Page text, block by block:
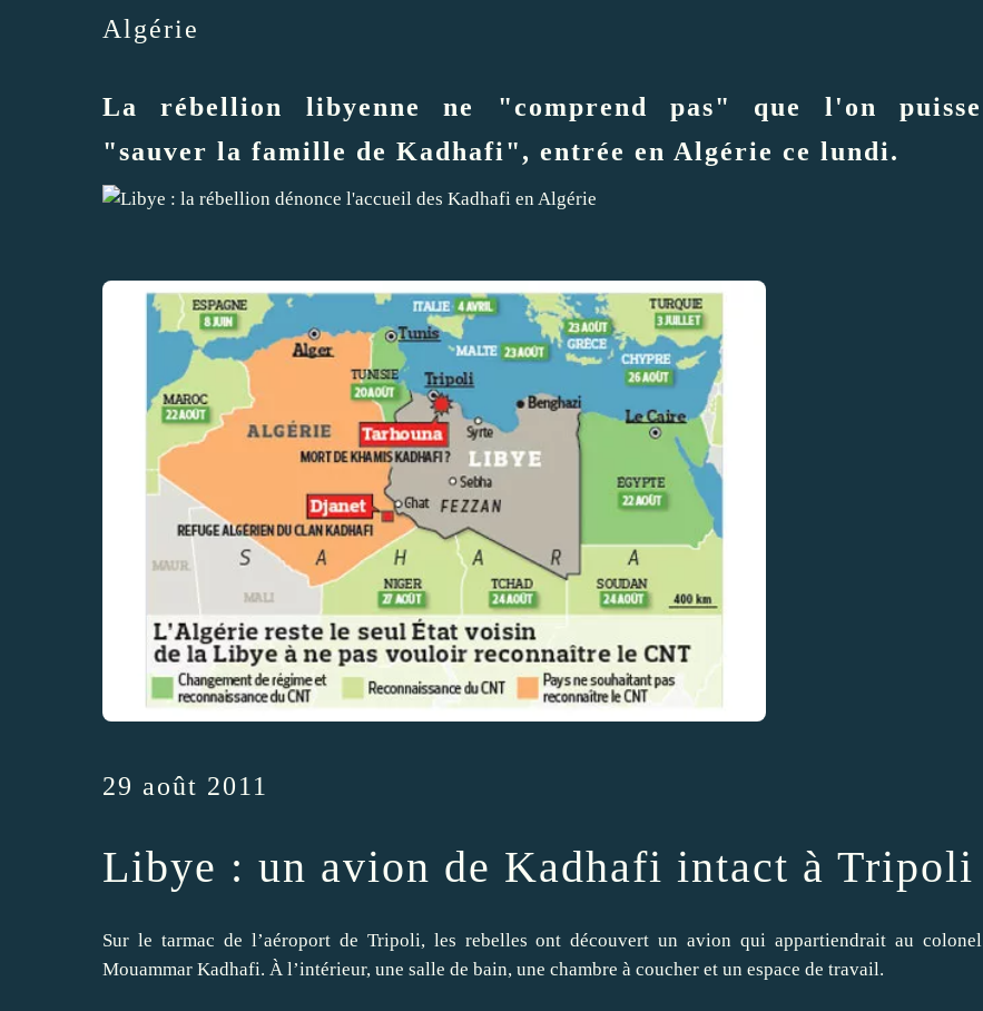
Algérie
La rébellion libyenne ne "comprend pas" que l'on puisse
"sauver la famille de Kadhafi", entrée en Algérie ce lundi.
29 août 2011
Libye : un avion de Kadhafi intact à Tripoli
Sur le tarmac de l’aéroport de Tripoli, les rebelles ont découvert un avion qui appartiendrait au colonel
Mouammar Kadhafi. À l’intérieur, une salle de bain, une chambre à coucher et un espace de travail.